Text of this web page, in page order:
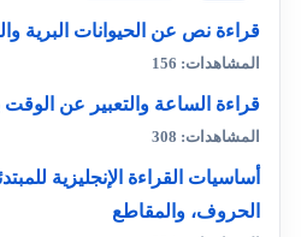
قراءة نص عن الحيوانات البرية
المشاهدات: 156
قراءة الساعة والتعبير عن الوقت
المشاهدات: 308
أساسيات القراءة الإنجليزية
الحروف، والمقاطع